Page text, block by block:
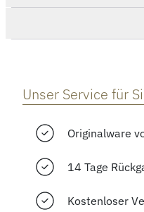
Unser Service für
Originalware
14 Tage
Kostenloser